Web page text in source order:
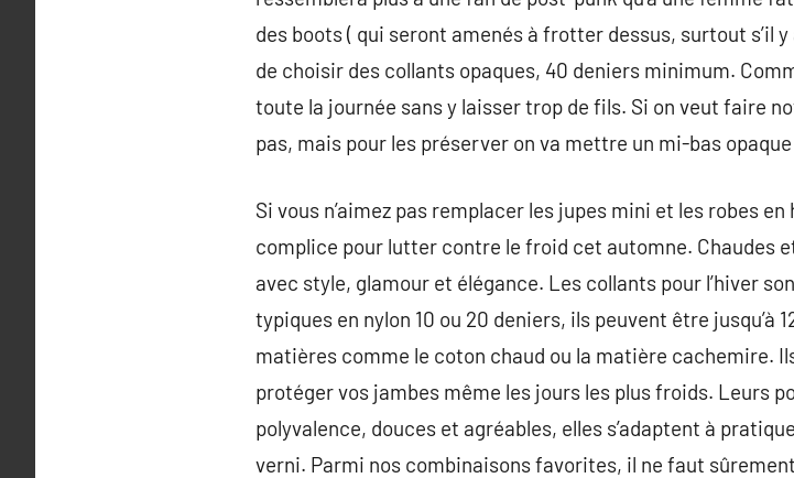
des boots ( qui seront amenés à frotter dessus, surtout s’il
de choisir des collants opaques, 40 deniers minimum.
toute la journée sans y laisser trop de fils. Si on veut faire
pas, mais pour les préserver on va mettre un mi-bas
Si vous n’aimez pas remplacer les jupes mini et les robes
complice pour lutter contre le froid cet automne. Chaudes
avec style, glamour et élégance. Les collants pour l’hiver
typiques en nylon 10 ou 20 deniers, ils peuvent être
matières comme le coton chaud ou la matière cachemire.
protéger vos jambes même les jours les plus froids. Leurs
polyvalence, douces et agréables, elles s’adaptent à
verni. Parmi nos combinaisons favorites, il ne faut